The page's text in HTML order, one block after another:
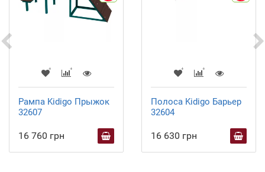
Рампа Kidigo Прыжок
32607
16 760 грн
Полоса Kidigo Барьер
32604
16 630 грн